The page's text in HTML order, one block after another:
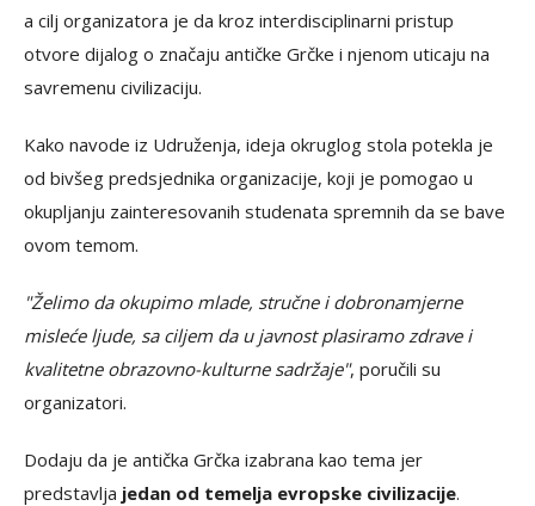
a cilj organizatora je da kroz interdisciplinarni pristup
otvore dijalog o značaju antičke Grčke i njenom uticaju na
savremenu civilizaciju.
Kako navode iz Udruženja, ideja okruglog stola potekla je
od bivšeg predsjednika organizacije, koji je pomogao u
okupljanju zainteresovanih studenata spremnih da se bave
ovom temom.
"Želimo da okupimo mlade, stručne i dobronamjerne
misleće ljude, sa ciljem da u javnost plasiramo zdrave i
kvalitetne obrazovno-kulturne sadržaje", poručili su
organizatori.
Dodaju da je antička Grčka izabrana kao tema jer
predstavlja jedan od temelja evropske civilizacije.